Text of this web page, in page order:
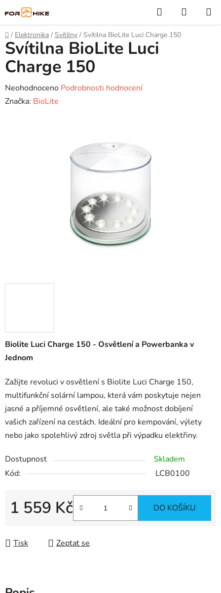
na
obsah
Hledat
KOŠÍK
Domů
/ Elektronika / Svítilny / Svítilna BioLite Luci Charge 150
Biolite Luci Charge 150 - Osvětlení a Powerbanka v
Jednom
Zažijte revoluci v osvětlení s Biolite Luci Charge 150,
multifunkční solární lampou, která vám poskytuje nejen
jasné a příjemné osvětlení, ale také možnost dobíjení
vašich zařízení na cestách. Ideální pro kempování, výlety
nebo jako spolehlivý zdroj světla při výpadku elektřiny.
Dostupnost
Skladem
Kód:
LCB0100
1 559 Kč DO KOŠÍKU
Tisk Zeptat se
Svítilna BioLite Luci
Charge 150
Průměrné
hodnocení
Neohodnoceno Podrobnosti hodnocení
Značka: BioLite